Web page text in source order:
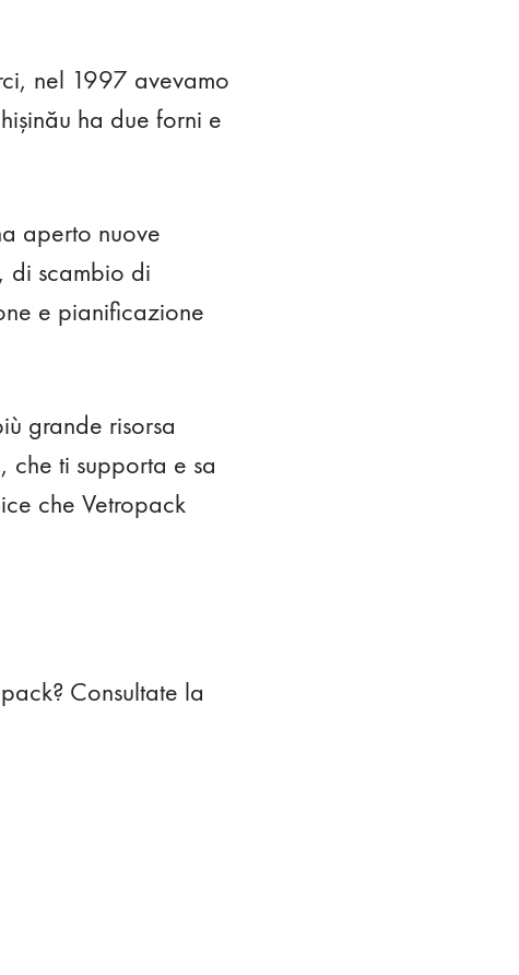
nel 1997 avevamo
ha due forni e
aperto nuove
di scambio di
e pianificazione
grande risorsa
che ti supporta e sa
che Vetropack
Consultate la